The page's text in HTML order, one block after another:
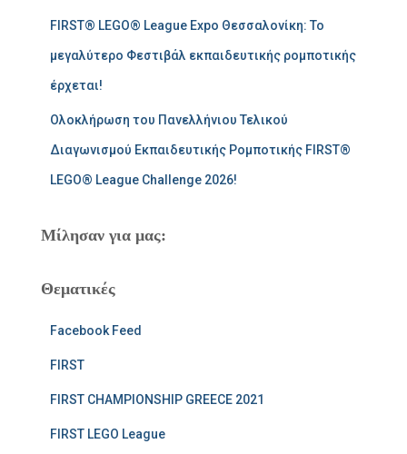
FIRST® LEGO® League Expo Θεσσαλονίκη: Το
μεγαλύτερο Φεστιβάλ εκπαιδευτικής ρομποτικής
έρχεται!
Ολοκλήρωση του Πανελλήνιου Τελικού
Διαγωνισμού Εκπαιδευτικής Ρομποτικής FIRST®
LEGO® League Challenge 2026!
Μίλησαν για μας:
Θεματικές
Facebook Feed
FIRST
FIRST CHAMPIONSHIP GREECE 2021
FIRST LEGO League